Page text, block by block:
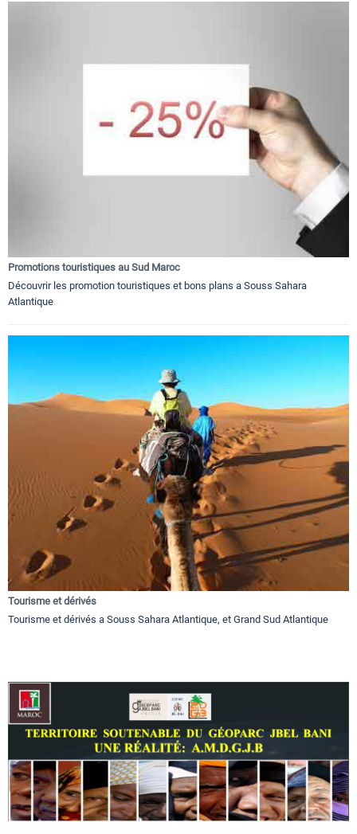
Promotions touristiques au Sud Maroc
Découvrir les promotion touristiques et bons plans a Souss Sahara
Atlantique
Tourisme et dérivés
Tourisme et dérivés a Souss Sahara Atlantique, et Grand Sud Atlantique